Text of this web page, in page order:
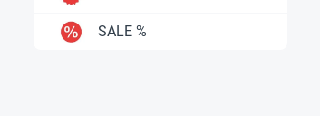
SALE %